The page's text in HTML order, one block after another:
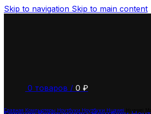
Skip to navigation Skip to main content
0 товаров / 0 ₽
Главная Компьютеры Ноутбуки Ноутбуки Huawei
Huawei